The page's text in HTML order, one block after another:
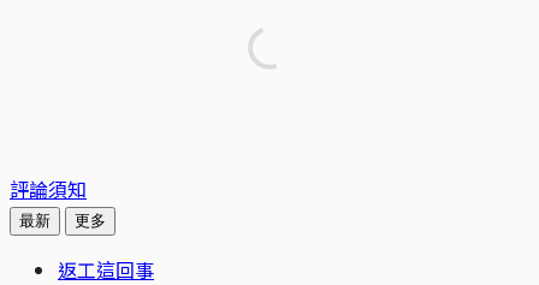
評論須知
最新 更多
返工這回事